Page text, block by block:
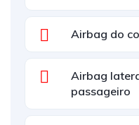
Airbag do
Airbag
passageiro